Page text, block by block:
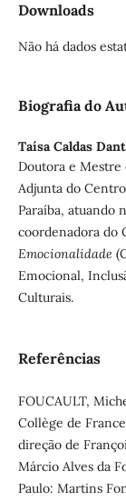
Downloads
Não há dados
Biografia do
Taísa Caldas
Doutora e Mestre
Adjunta do
Paraíba, atuando
coordenadora do
Emocionalidade
Emocional,
Culturais.
Referências
FOUCAULT,
Collège de
direção de
Márcio Alves da
Paulo: Martins